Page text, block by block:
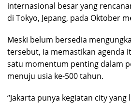
internasional besar yang
di Tokyo, Jepang, pada Oktober
Meski belum bersedia
tersebut, ia memastikan agenda
satu momentum penting dalam
menuju usia ke-500 tahun.
“Jakarta punya kegiatan city yang